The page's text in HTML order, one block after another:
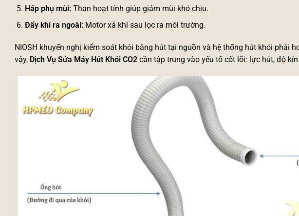
Hấp phụ mùi:Than hoạt tính giúp giảm mùi khó chịu.
Đẩy khí ra ngoài:Motor xả khí sau lọc ra môi trường.
NIOSH khuyến nghị kiểm soát khói bằng hút tại nguồn và hệ thống hút khói phải
vậy, Dịch Vụ Sửa Máy Hút Khói CO2 cần tập trung vào yếu tố cốt lõi: lực hút, độ